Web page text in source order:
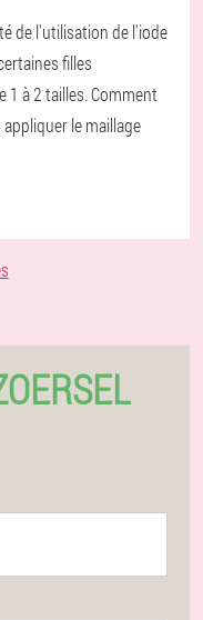
de l'utilisation de l'iode
filles
1 à 2 tailles. Comment
le maillage